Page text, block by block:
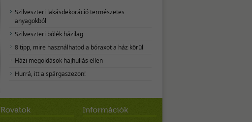
Szilveszteri lakásdekoráció természetes
anyagokból
Szilveszteri bólék házilag
8 tipp, mire használhatod a bóraxot a ház körül
Házi megoldások hajhullás ellen
Hurrá, itt a spárgaszezon!